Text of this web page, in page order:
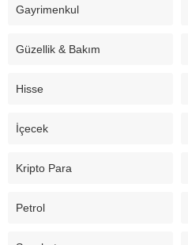
Gayrimenkul
Güzellik & Bakım
Hisse
İçecek
Kripto Para
Petrol